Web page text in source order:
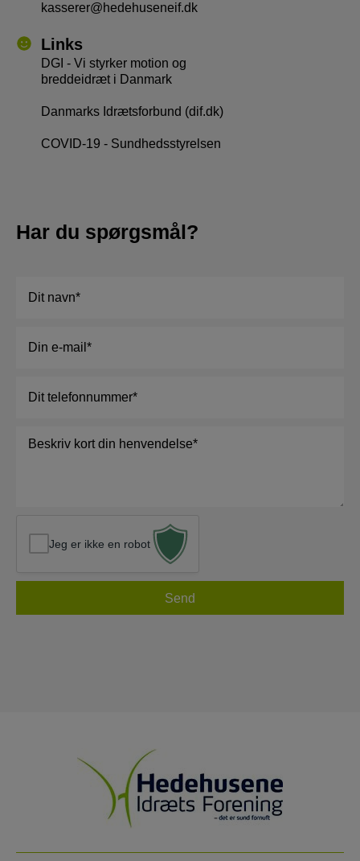
kasserer@hedehuseneif.dk
Links
DGI - Vi styrker motion og
breddeidræt i Danmark
Danmarks Idrætsforbund (dif.dk)
COVID-19 - Sundhedsstyrelsen
Har du spørgsmål?
mail
Jeg er ikke en robot